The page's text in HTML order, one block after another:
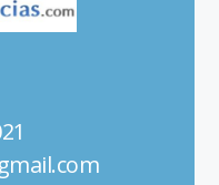
2021